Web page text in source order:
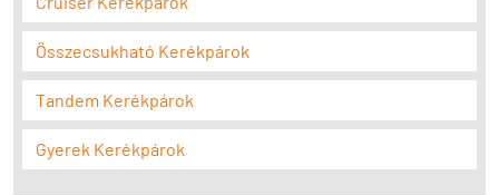
Összecsukható Kerékpárok
Tandem Kerékpárok
Gyerek Kerékpárok